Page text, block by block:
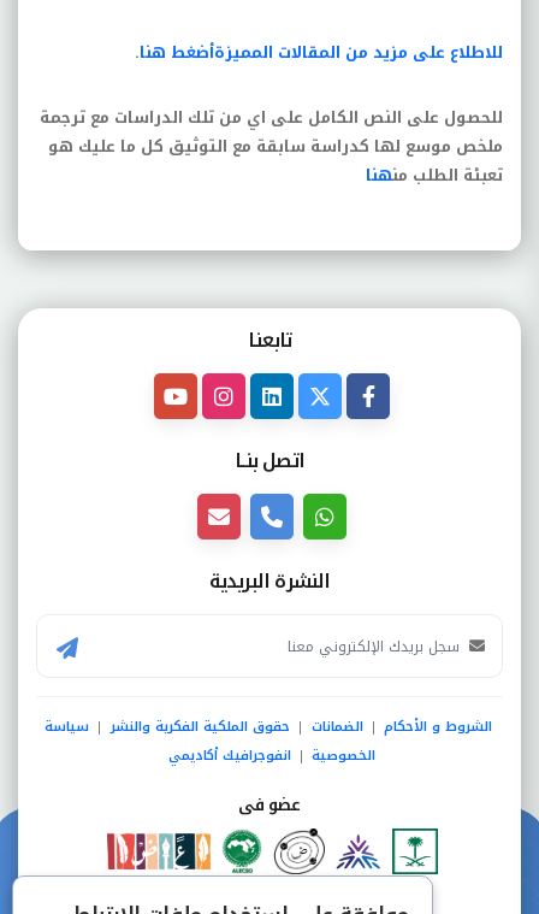
للاطلاع على مزيد من المقالات المميزةأضغط هنا.
للحصول على النص الكامل على اي من تلك الدراسات مع ترجمة
ملخص موسع لها كدراسة سابقة مع التوثيق كل ما عليك هو
تعبئة الطلب منهنا
تابعنـا
اتصل بنــا
النشرة البريدية
الشروط و الأحكام | الضمانات | حقوق الملكية الفكرية والنشر | سياسة
الخصوصية | انفوجرافيك أكاديمي
عضو فى
دفع آمن من خلال